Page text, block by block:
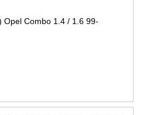
Opel Combo 1.4 / 1.6 99-